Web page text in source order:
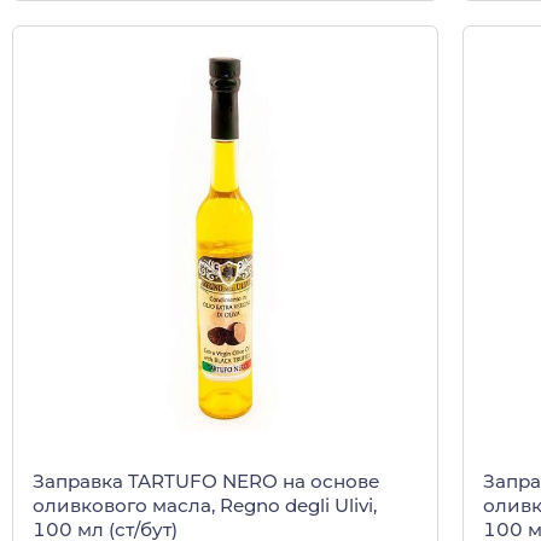
Заправка TARTUFO NERO на основе
оливкового масла, Regno degli Ulivi,
100 мл (ст/бут)
100